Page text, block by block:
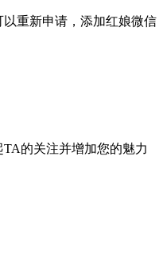
重新申请，添加红娘微信
的关注并增加您的魅力